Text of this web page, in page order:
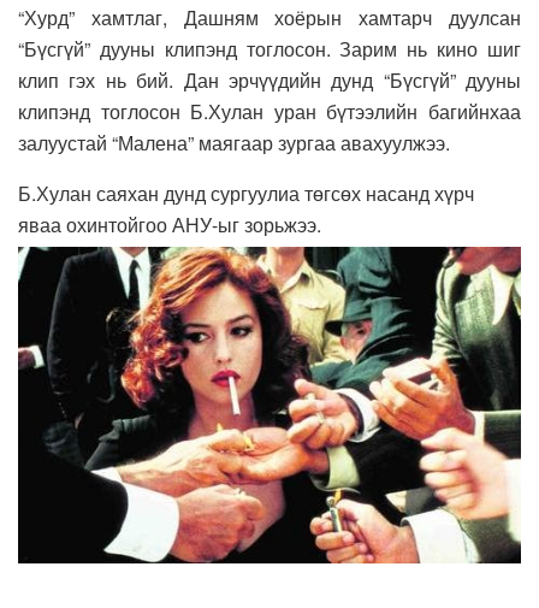
“Хурд” хамтлаг, Дашням хоёрын хамтарч дуулсан
“Бүсгүй” дууны клипэнд тоглосон. Зарим нь кино шиг
клип гэх нь бий. Дан эрчүүдийн дунд “Бүсгүй” дууны
клипэнд тоглосон Б.Хулан уран бүтээлийн багийнхаа
залуустай “Малена” маягаар зургаа авахуулжээ.
Б.Хулан саяхан дунд сургуулиа төгсөх насанд хүрч
яваа охинтойгоо АНУ-ыг зорьжээ.